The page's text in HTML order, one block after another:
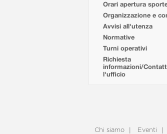
Orari apertura
Organizzazione e
Avvisi all'utenza
Normative
Turni operativi
Richiesta
informazioni/
l'ufficio
Chi siamo Eventi